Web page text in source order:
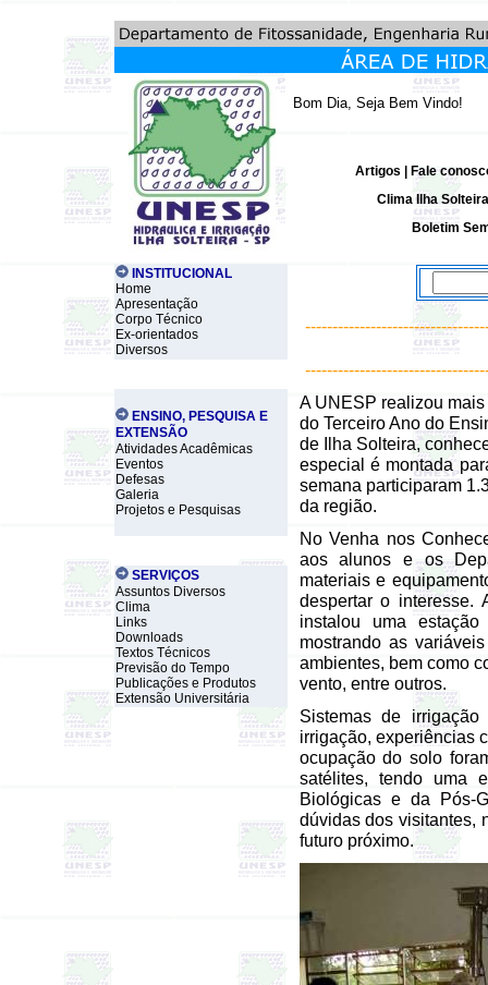
Bom Dia, Seja Bem Vindo!
Artigos
Fale
Clima Ilha Solteira
Boletim
INSTITUCIONAL
Home
Apresentação
Corpo Técnico
Ex-orientados
Diversos
A UNESP realizou
do Terceiro Ano do
de Ilha Solteira,
especial é montada
semana participaram
da região.
No Venha nos
aos alunos e os
materiais e
despertar o interesse.
instalou uma estação
mostrando as
ambientes, bem como
vento, entre outros.
Sistemas de
irrigação, experiências
ocupação do solo
satélites, tendo uma
Biológicas e da Pós-
dúvidas dos visitantes,
futuro próximo.
ENSINO, PESQUISA E
EXTENSÃO
Atividades Acadêmicas
Eventos
Defesas
Galeria
Projetos e Pesquisas
SERVIÇOS
Assuntos Diversos
Clima
Links
Downloads
Textos Técnicos
Previsão do Tempo
Publicações e Produtos
Extensão Universitária